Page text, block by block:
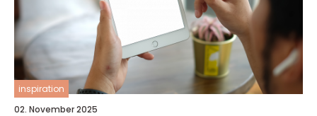
inspiration
02. November 2025